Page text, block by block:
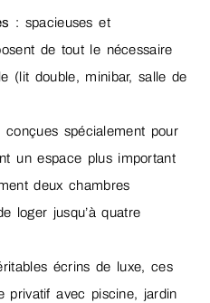
: spacieuses et
de tout le nécessaire
(lit double, minibar, salle de
conçues spécialement pour
un espace plus important
deux chambres
loger jusqu’à quatre
écrins de luxe, ces
privatif avec piscine, jardin